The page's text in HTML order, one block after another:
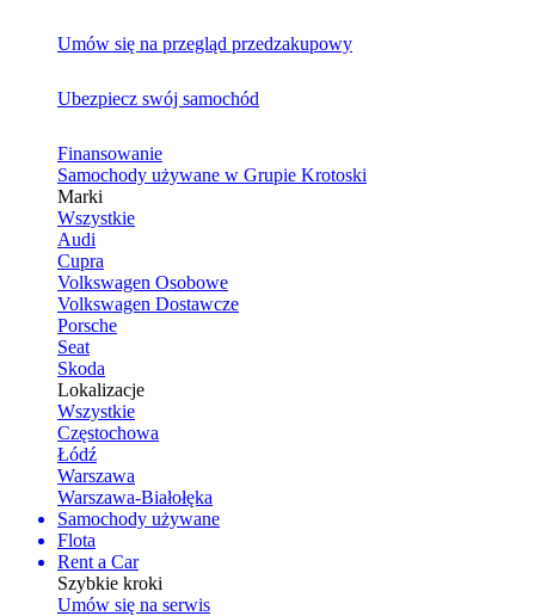
Umów się na przegląd przedzakupowy
Ubezpiecz swój samochód
Finansowanie
Samochody używane w Grupie Krotoski
Marki
Wszystkie
Audi
Cupra
Volkswagen Osobowe
Volkswagen Dostawcze
Porsche
Seat
Skoda
Lokalizacje
Wszystkie
Częstochowa
Łódź
Warszawa
Warszawa-Białołęka
Samochody używane
Flota
Rent a Car
Szybkie kroki
Umów się na serwis